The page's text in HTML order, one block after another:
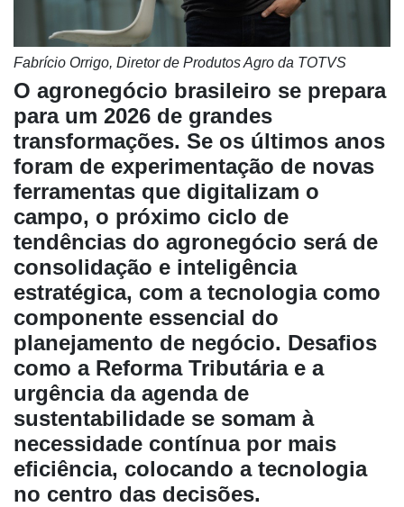
Cadastre-
se
Minha
conta
Notícias
Destaque
Fabrício Orrigo, Diretor de Produtos Agro da TOTVS
O agronegócio brasileiro se prepara
para um 2026 de grandes
transformações. Se os últimos anos
foram de experimentação de novas
ferramentas que digitalizam o
campo, o próximo ciclo de
tendências do agronegócio será de
consolidação e inteligência
estratégica, com a tecnologia como
componente essencial do
planejamento de negócio. Desafios
como a Reforma Tributária e a
urgência da agenda de
sustentabilidade se somam à
necessidade contínua por mais
eficiência, colocando a tecnologia
no centro das decisões.